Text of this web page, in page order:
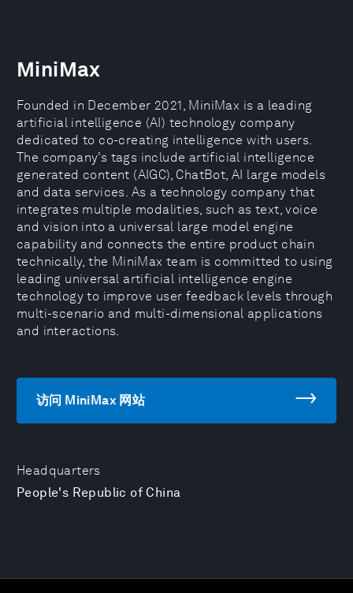
Headquarters
People's Republic of China
MiniMax
Founded in December 2021, MiniMax is a leading
artificial intelligence (AI) technology company
dedicated to co-creating intelligence with users.
The company’s tags include artificial intelligence
generated content (AIGC), ChatBot, AI large models
and data services. As a technology company that
integrates multiple modalities, such as text, voice
and vision into a universal large model engine
capability and connects the entire product chain
technically, the MiniMax team is committed to using
leading universal artificial intelligence engine
technology to improve user feedback levels through
multi-scenario and multi-dimensional applications
and interactions.
访问 MiniMax 网站